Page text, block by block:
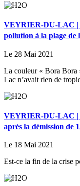
VEYRIER-DU-LAC |
pollution à la plage de
Le 28 Mai 2021
La couleur « Bora Bora
Lac n’avait rien de
VEYRIER-DU-LAC |
après la démission de
Le 18 Mai 2021
Est-ce la fin de la crise